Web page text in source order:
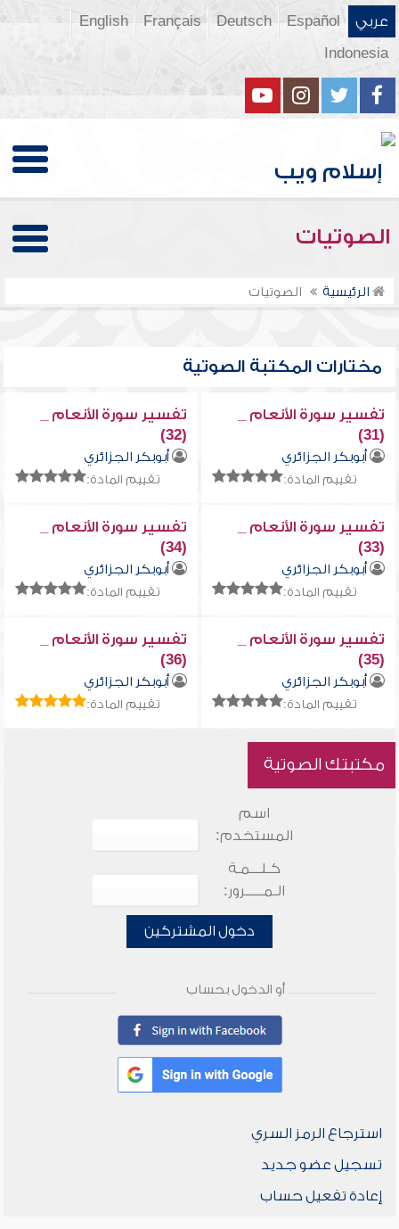
عربي Español
Deutsch
Français
English
Indonesia
الصوتيات
الرئيسية الصوتيات
مختارات المكتبة الصوتية
تفسير سورة الأنعام _
(31)
أبوبكر الجزائري
تقييم المادة:
تفسير سورة الأنعام _
(32)
أبوبكر الجزائري
تقييم المادة:
تفسير سورة الأنعام _
(33)
أبوبكر الجزائري
تقييم المادة:
تفسير سورة الأنعام _
(34)
أبوبكر الجزائري
تقييم المادة:
تفسير سورة الأنعام _
(35)
أبوبكر الجزائري
تقييم المادة:
تفسير سورة الأنعام _
(36)
أبوبكر الجزائري
تقييم المادة:
مكتبتك الصوتية
اسم
المستخدم:
كـلـــمـة
الـمـــــرور:
دخول المشتركين
أو الدخول بحساب
استرجاع الرمز السري
تسجيل عضو جديد
إعادة تفعيل حساب